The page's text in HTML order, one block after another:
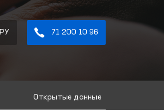
РУ 71 200 10 96
Открытые данные